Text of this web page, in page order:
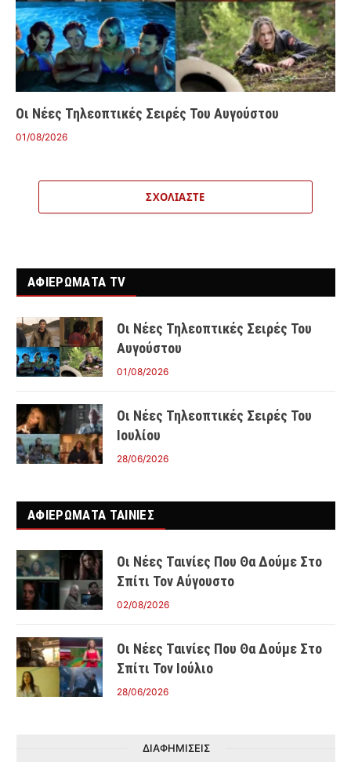
Οι Νέες Τηλεοπτικές Σειρές Του Αυγούστου
01/08/2026
ΣΧΟΛΙΆΣΤΕ
ΑΦΙΕΡΩΜΑΤΑ TV
Οι Νέες Τηλεοπτικές Σειρές Του
Αυγούστου
01/08/2026
Οι Νέες Τηλεοπτικές Σειρές Του
Ιουλίου
28/06/2026
ΑΦΙΕΡΩΜΑΤΑ ΤΑΙΝΊΕΣ
Οι Νέες Ταινίες Που Θα Δούμε Στο
Σπίτι Τον Αύγουστο
02/08/2026
Οι Νέες Ταινίες Που Θα Δούμε Στο
Σπίτι Τον Ιούλιο
28/06/2026
ΔΙΑΦΗΜΙΣΕΙΣ